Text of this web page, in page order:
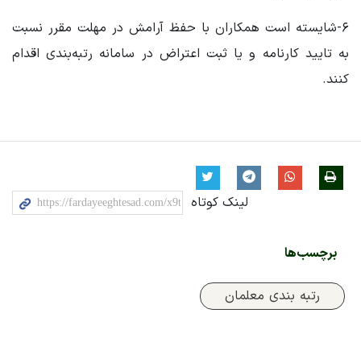
۶-شایسته است همکاران با حفظ آرامش در مهلت مقرر نسبت
به تایید کارنامه و یا ثبت اعتراض در سامانه رتبه‌بندی اقدام
کنند.
لینک کوتاه
برچسب‌ها
رتبه بندی معلمان